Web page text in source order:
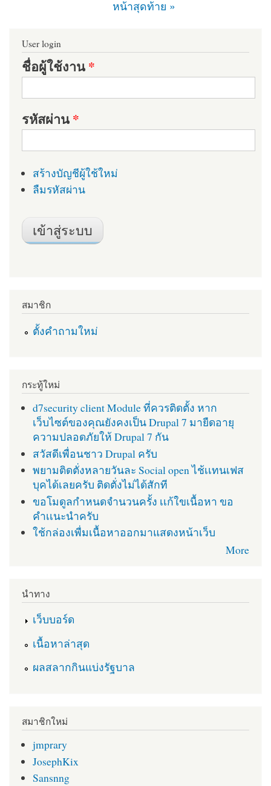
หน้าสุดท้าย »
User login
ชื่อผู้ใช้งาน*
รหัสผ่าน*
สร้างบัญชีผู้ใช้ใหม่
ลืมรหัสผ่าน
สมาชิก
ตั้งคำถามใหม่
กระทู้ใหม่
d7security client Module ที่ควรติดตั้ง หาก
เว็บไซต์ของคุณยังคงเป็น Drupal 7 มายืดอายุ
ความปลอดภัยให้ Drupal 7 กัน
สวัสดีเพื่อนชาว Drupal ครับ
พยามติดตั่งหลายวันละ Social open ไช้เเทนเฟส
บุคได้เลยครับ ติดตั่งไม่ได้สักที
ขอโมดูลกำหนดจำนวนครั้ง เเก้ใขเนื้อหา ขอ
คำเเนะนำครับ
ใช้กล่องเพื่มเนื้อหาออกมาแสดงหน้าเว็บ
More
นำทาง
เว็บบอร์ด
เนื้อหาล่าสุด
ผลสลากกินแบ่งรัฐบาล
สมาชิกใหม่
jmprary
JosephKix
Sansnng